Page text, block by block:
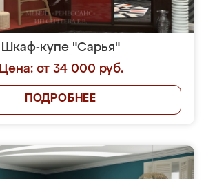
Шкаф-купе "Сарья"
Цена: от 34 000 руб.
ПОДРОБНЕЕ